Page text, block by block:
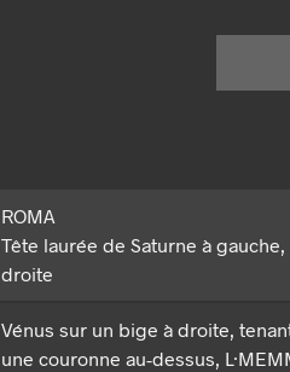
ROMA
Tête laurée de Saturne à
droite
Vénus sur un bige à droite,
une couronne au-dessus,